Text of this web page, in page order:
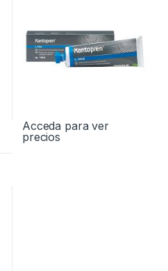
Acceda para ver
precios